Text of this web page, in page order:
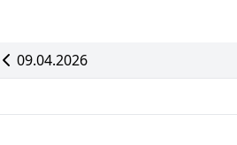
09.04.2026